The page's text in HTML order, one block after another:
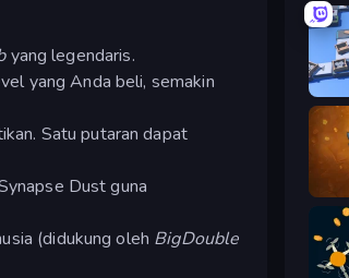
yang legendaris.
yang Anda beli, semakin
Satu putaran dapat
Dust guna
(didukung oleh BigDouble